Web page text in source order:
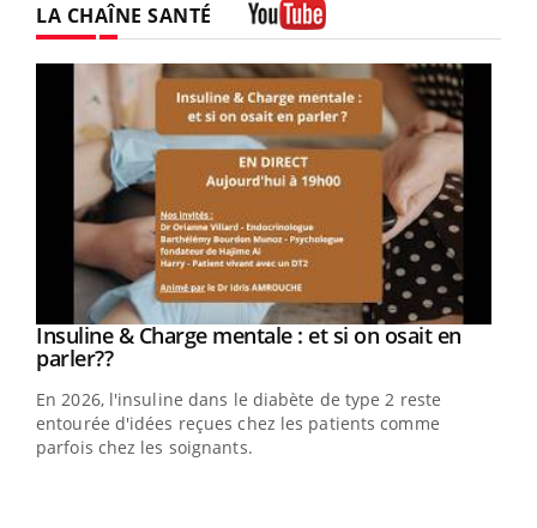
LA CHAÎNE SANTÉ
Youtube
Insuline & Charge mentale : et si on osait en
parler??Youtube
En 2026, l'insuline dans le diabète de type 2 reste
entourée d'idées reçues chez les patients comme
parfois chez les soignants.